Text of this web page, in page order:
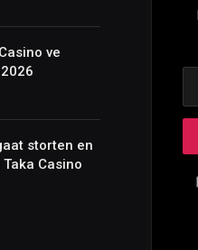
ve
storten en
Casino